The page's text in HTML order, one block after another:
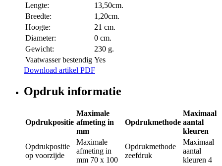
Lengte:
13,50cm.
Breedte:
1,20cm.
Hoogte:
21 cm.
Diameter:
0 cm.
Gewicht:
230 g.
Vaatwasser bestendig Yes
Download artikel PDF
Opdruk informatie
Opdrukpositie
Maximale
afmeting in
mm
Opdrukmethode
Maximaal
aantal
kleuren
Opdrukpositie
op voorzijde
Maximale
afmeting in
mm 70 x 100
Opdrukmethode
zeefdruk
Maximaal
aantal
kleuren 4